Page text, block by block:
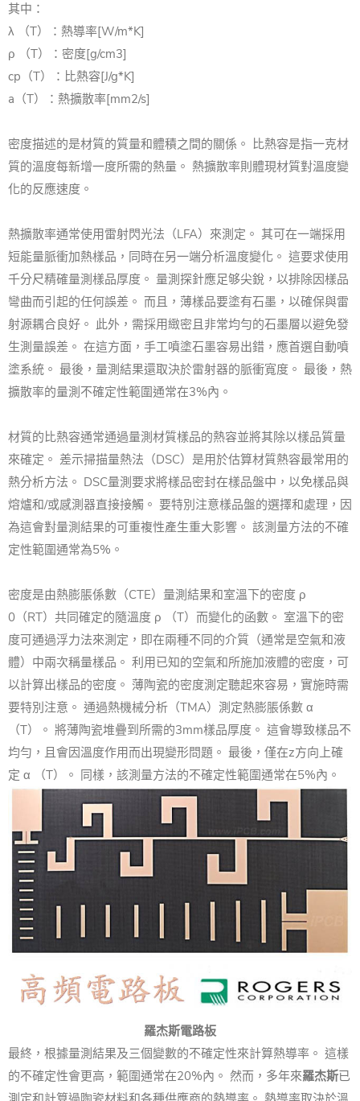
其中：
λ （T）：熱導率[W/m*K]
ρ （T）：密度[g/cm3]
cp（T）：比熱容[J/g*K]
a（T）：熱擴散率[mm2/s]
密度描述的是材質的質量和體積之間的關係。 比熱容是指一克材
質的溫度每新增一度所需的熱量。 熱擴散率則體現材質對溫度變
化的反應速度。
熱擴散率通常使用雷射閃光法（LFA）來測定。 其可在一端採用
短能量脈衝加熱樣品，同時在另一端分析溫度變化。 這要求使用
千分尺精確量測樣品厚度。 量測探針應足够尖銳，以排除因樣品
彎曲而引起的任何誤差。 而且，薄樣品要塗有石墨，以確保與雷
射源耦合良好。 此外，需採用緻密且非常均勻的石墨層以避免發
生測量誤差。 在這方面，手工噴塗石墨容易出錯，應首選自動噴
塗系統。 最後，量測結果還取決於雷射器的脈衝寬度。 最後，熱
擴散率的量測不確定性範圍通常在3%內。
材質的比熱容通常通過量測材質樣品的熱容並將其除以樣品質量
來確定。 差示掃描量熱法（DSC）是用於估算材質熱容最常用的
熱分析方法。 DSC量測要求將樣品密封在樣品盤中，以免樣品與
熔爐和/或感測器直接接觸。 要特別注意樣品盤的選擇和處理，因
為這會對量測結果的可重複性產生重大影響。 該測量方法的不確
定性範圍通常為5%。
密度是由熱膨脹係數（CTE）量測結果和室溫下的密度 ρ
0（RT）共同確定的隨溫度 ρ （T）而變化的函數。 室溫下的密
度可通過浮力法來測定，即在兩種不同的介質（通常是空氣和液
體）中兩次稱量樣品。 利用已知的空氣和所施加液體的密度，可
以計算出樣品的密度。 薄陶瓷的密度測定聽起來容易，實施時需
要特別注意。 通過熱機械分析（TMA）測定熱膨脹係數 α
（T）。 將薄陶瓷堆疊到所需的3mm樣品厚度。 這會導致樣品不
均勻，且會因溫度作用而出現變形問題。 最後，僅在z方向上確
定 α （T）。 同樣，該測量方法的不確定性範圍通常在5%內。
羅杰斯電路板
最終，根據量測結果及三個變數的不確定性來計算熱導率。 這樣
的不確定性會更高，範圍通常在20%內。 然而，多年來羅杰斯已